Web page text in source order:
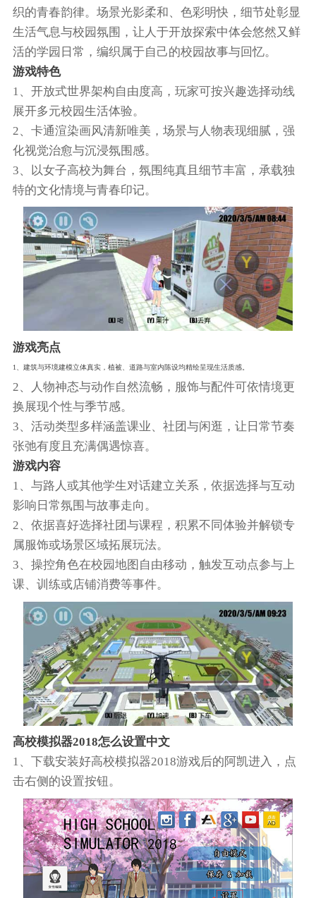
织的青春韵律。场景光影柔和、色彩明快，细节处彰显
生活气息与校园氛围，让人于开放探索中体会悠然又鲜
活的学园日常，编织属于自己的校园故事与回忆。
游戏特色
1、开放式世界架构自由度高，玩家可按兴趣选择动线
展开多元校园生活体验。
2、卡通渲染画风清新唯美，场景与人物表现细腻，强
化视觉治愈与沉浸氛围感。
3、以女子高校为舞台，氛围纯真且细节丰富，承载独
特的文化情境与青春印记。
游戏亮点
1、建筑与环境建模立体真实，植被、道路与室内陈设均精绘呈现生活质感。
2、人物神态与动作自然流畅，服饰与配件可依情境更
换展现个性与季节感。
3、活动类型多样涵盖课业、社团与闲逛，让日常节奏
张弛有度且充满偶遇惊喜。
游戏内容
1、与路人或其他学生对话建立关系，依据选择与互动
影响日常氛围与故事走向。
2、依据喜好选择社团与课程，积累不同体验并解锁专
属服饰或场景区域拓展玩法。
3、操控角色在校园地图自由移动，触发互动点参与上
课、训练或店铺消费等事件。
高校模拟器2018怎么设置中文
1、下载安装好高校模拟器2018游戏后的阿凯进入，点
击右侧的设置按钮。